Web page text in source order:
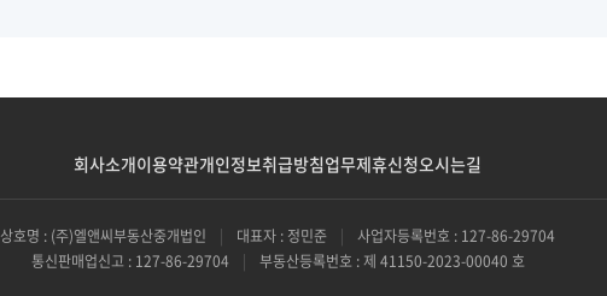
회사소개이용약관개인정보취급방침업무제휴신청오시는길
상호명 : (주)엘앤씨부동산중개법인 | 대표자 : 정민준 |
사업자등록번호 : 127-86-29704
통신판매업신고 : 127-86-29704
| 부동산등록번호 : 제 41150-2023-00040 호